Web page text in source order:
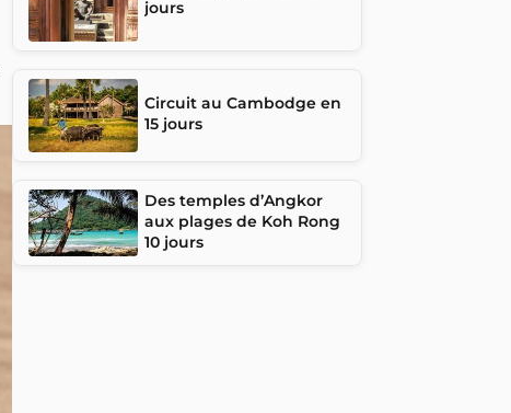
jours
Circuit au Cambodge en
15 jours
Des temples d’Angkor
aux plages de Koh Rong
10 jours